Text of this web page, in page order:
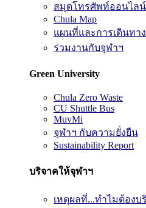
สมุดโทรศัพท์ออนไลน์
Chula Map
แผนที่และการเดินทาง
ร่วมงานกับจุฬาฯ
Green University
Chula Zero Waste
CU Shuttle Bus
MuvMi
จุฬาฯ กับความยั่งยืน
Sustainability Report
บริจาคให้จุฬาฯ
เหตุผลที่...ทำไมต้องบ